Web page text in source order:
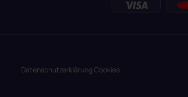
DatenschutzerklärungCookies